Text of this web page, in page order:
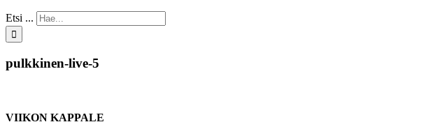
Etsi ...
pulkkinen-live-5
VIIKON KAPPALE